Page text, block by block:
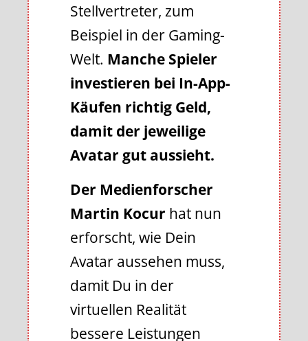
Stellvertreter, zum
Beispiel in der Gaming-
Welt. Manche Spieler
investieren bei In-App-
Käufen richtig Geld,
damit der jeweilige
Avatar gut aussieht.
Der Medienforscher
Martin Kocur hat nun
erforscht, wie Dein
Avatar aussehen muss,
damit Du in der
virtuellen Realität
bessere Leistungen